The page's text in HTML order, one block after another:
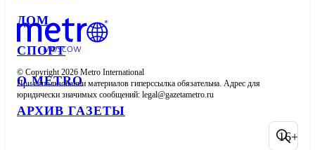
ДОМ
СПОРТ
О METRO
АРХИВ ГАЗЕТЫ
© Copyright 2026 Metro International
При использовании материалов гиперссылка обязательна. Адрес для
юридически значимых сообщений:
16+